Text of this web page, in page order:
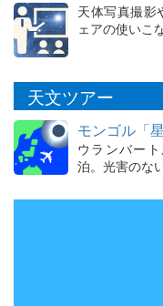
天体写真撮影
ェアの使いこ
天文ツアー
モンゴル「
ウランバー
泊。光害のな